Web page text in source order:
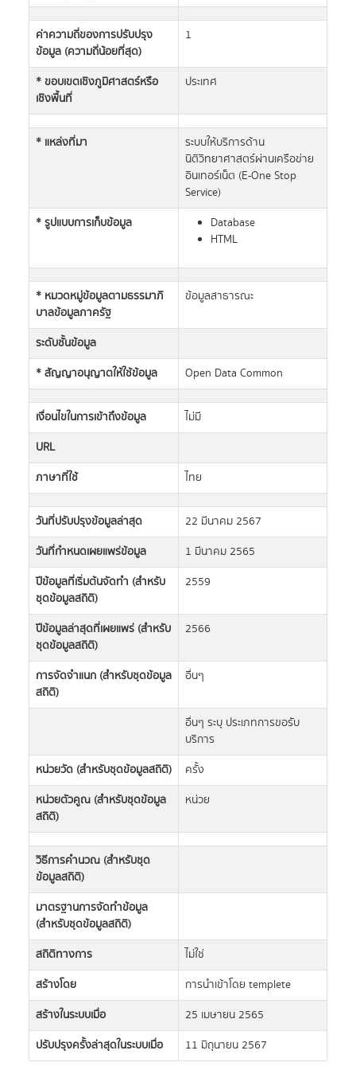
ค่าความถี่ของการปรับปรุง
ข้อมูล (ความถี่น้อยที่สุด)
1
* ขอบเขตเชิงภูมิศาสตร์หรือ
เชิงพื้นที่
ประเทศ
* แหล่งที่มา
ระบบให้บริการด้าน
นิติวิทยาศาสตร์ผ่านเครือข่าย
อินเทอร์เน็ต (E-One Stop
Service)
* รูปแบบการเก็บข้อมูล
Database
HTML
* หมวดหมู่ข้อมูลตามธรรมาภิ
บาลข้อมูลภาครัฐ
ข้อมูลสาธารณะ
ระดับชั้นข้อมูล
* สัญญาอนุญาตให้ใช้ข้อมูล
Open Data Common
เงื่อนไขในการเข้าถึงข้อมูล
ไม่มี
URL
ภาษาที่ใช้
ไทย
วันที่ปรับปรุงข้อมูลล่าสุด
22 มีนาคม 2567
วันที่กำหนดเผยแพร่ข้อมูล
1 มีนาคม 2565
ปีข้อมูลที่เริ่มต้นจัดทำ (สำหรับ
ชุดข้อมูลสถิติ)
2559
ปีข้อมูลล่าสุดที่เผยแพร่ (สำหรับ
ชุดข้อมูลสถิติ)
2566
การจัดจำแนก (สำหรับชุดข้อมูล
สถิติ)
อื่นๆ
อื่นๆ ระบุ ประเภทการขอรับ
บริการ
หน่วยวัด (สำหรับชุดข้อมูลสถิติ)
ครั้ง
หน่วยตัวคูณ (สำหรับชุดข้อมูล
สถิติ)
หน่วย
วิธีการคำนวณ (สำหรับชุด
ข้อมูลสถิติ)
มาตรฐานการจัดทำข้อมูล
(สำหรับชุดข้อมูลสถิติ)
สถิติทางการ
ไม่ใช่
สร้างโดย
การนำเข้าโดย templete
สร้างในระบบเมื่อ
25 เมษายน 2565
ปรับปรุงครั้งล่าสุดในระบบเมื่อ
11 มิถุนายน 2567